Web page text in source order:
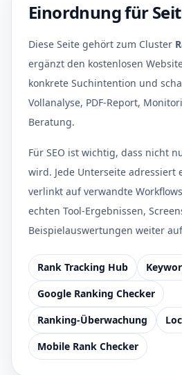
Einordnung für
Diese Seite gehört zum Cluster
ergänzt den kostenlosen
konkrete Suchintention und
Vollanalyse, PDF-Report,
Beratung.
Für SEO ist wichtig, dass nicht
wird. Jede Unterseite adressiert
verlinkt auf verwandte
echten Tool-Ergebnissen,
Beispielauswertungen weiter
Rank Tracking Hub
Google Ranking Checker
Ranking-Überwachung
Mobile Rank Checker